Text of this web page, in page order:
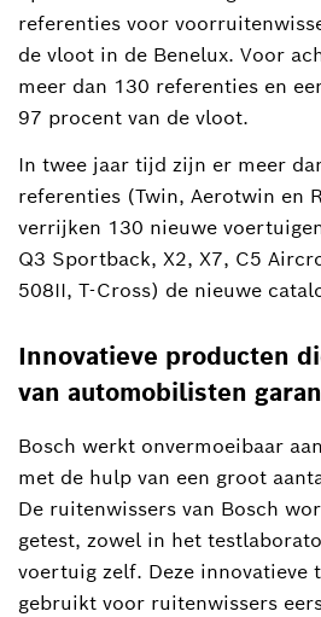
referenties voor
de vloot in de Benelux. Voor
meer dan 130 referenties en
97 procent van de vloot.
In twee jaar tijd zijn er meer
referenties (Twin, Aerotwin en
verrijken 130 nieuwe
Q3 Sportback, X2, X7, C5
508II, T-Cross) de nieuwe
Innovatieve producten
van automobilisten
Bosch werkt onvermoeibaar
met de hulp van een groot
De ruitenwissers van Bosch
getest, zowel in het
voertuig zelf. Deze innovatieve
gebruikt voor ruitenwissers